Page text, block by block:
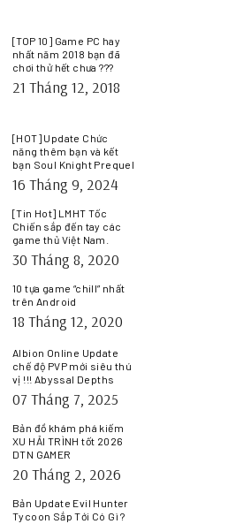
[TOP 10] Game PC hay
nhất năm 2018 bạn đã
chơi thử hết chưa ???
21 Tháng 12, 2018
[HOT] Update Chức
năng thêm bạn và kết
bạn Soul Knight Prequel
16 Tháng 9, 2024
[Tin Hot] LMHT Tốc
Chiến sắp đến tay các
game thủ Việt Nam.
30 Tháng 8, 2020
10 tựa game “chill” nhất
trên Android
18 Tháng 12, 2020
Albion Online Update
chế độ PVP mới siêu thú
vị !!! Abyssal Depths
07 Tháng 7, 2025
Bản đồ khám phá kiếm
XU HẢI TRÌNH tốt 2026
DTN GAMER
20 Tháng 2, 2026
Bản Update Evil Hunter
Tycoon Sắp Tới Có Gì ?